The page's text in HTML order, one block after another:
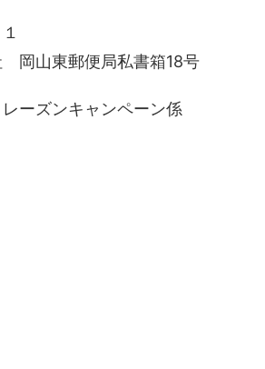
岡山東郵便局私書箱18号
ーズンキャンペーン係